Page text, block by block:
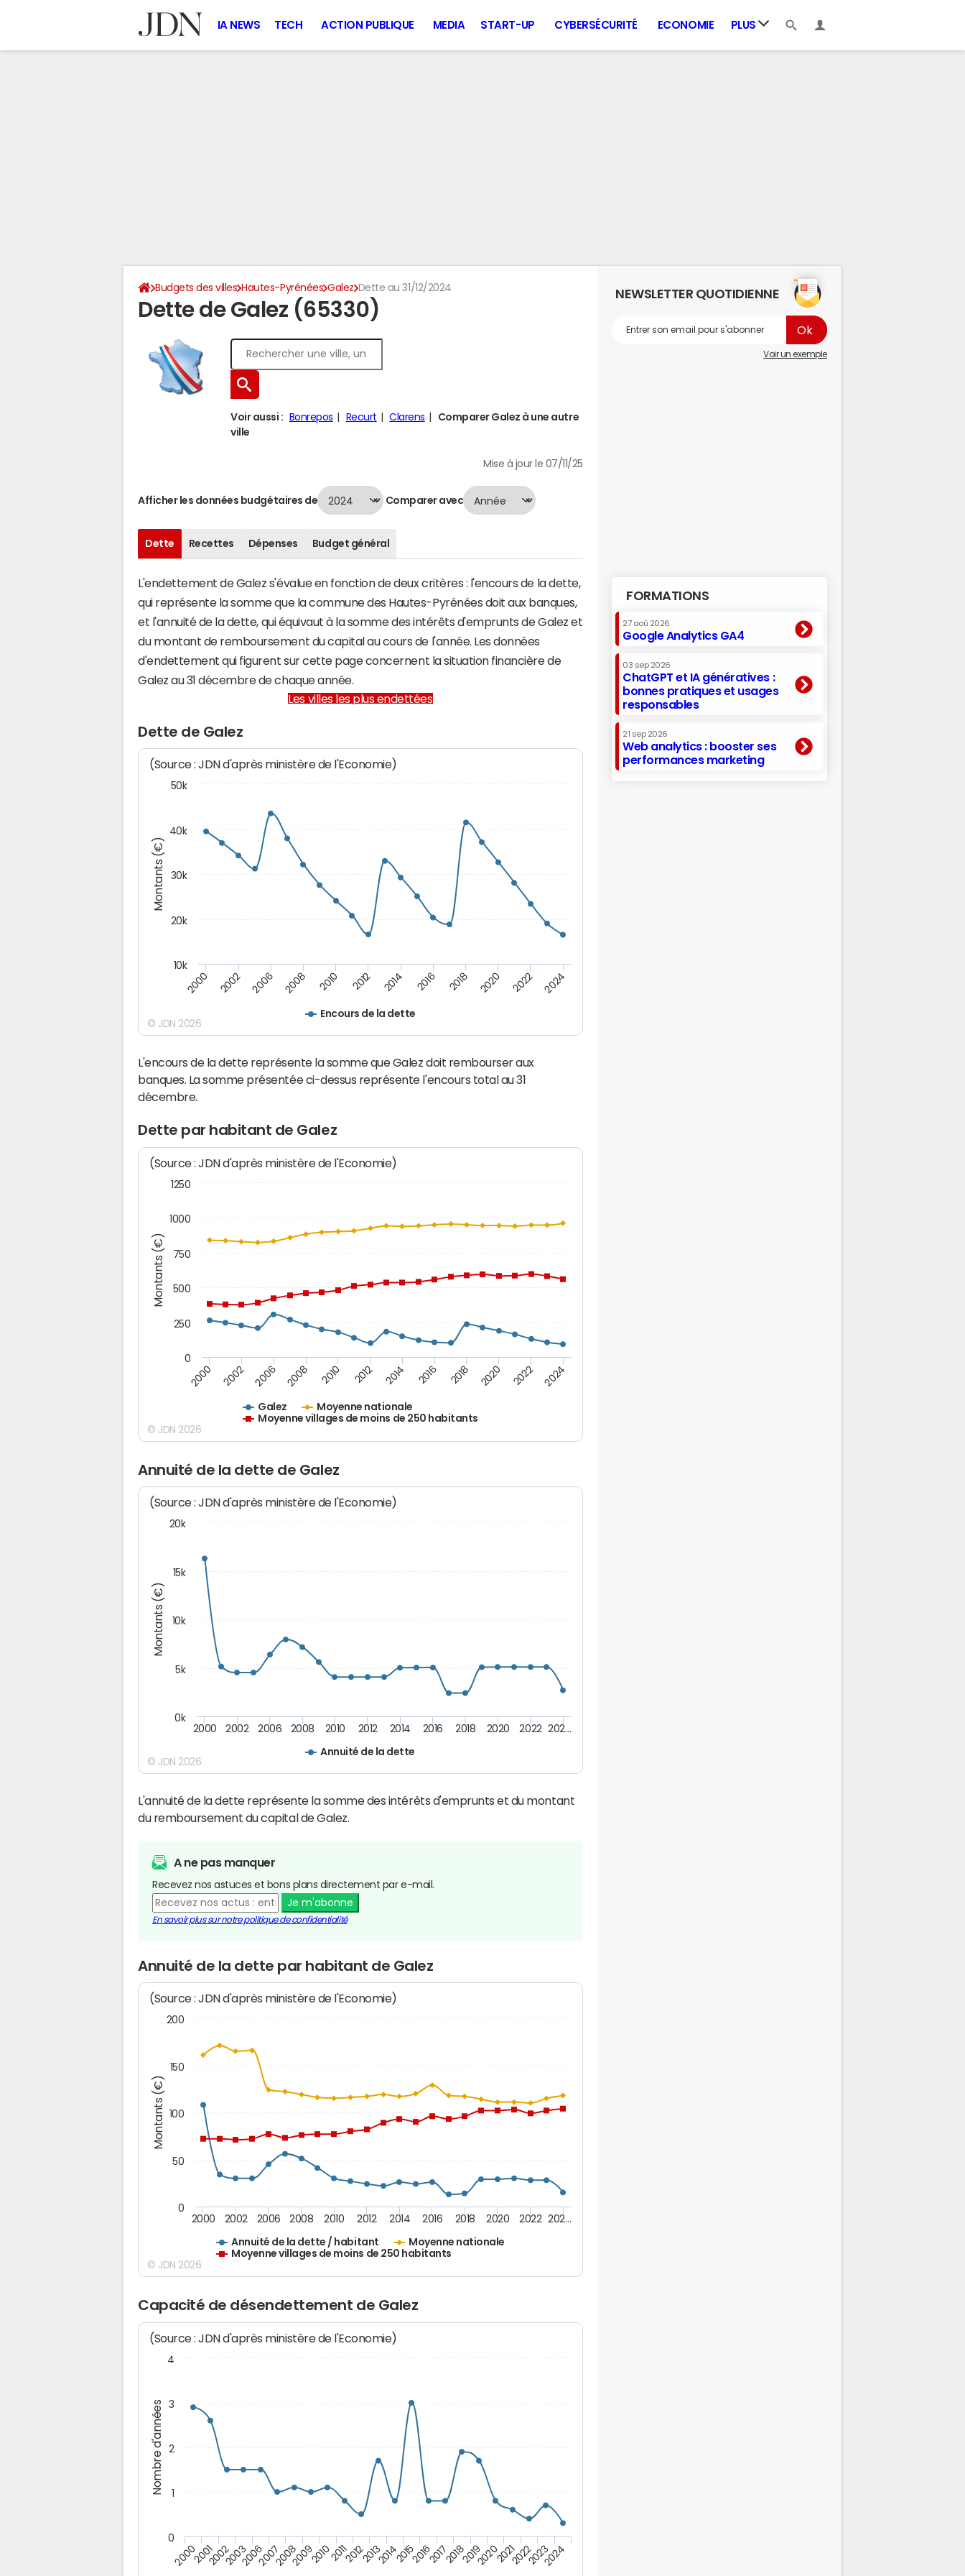
IA NEWS TECH ACTION PUBLIQUE MEDIA START-UP CYBERSÉCURITÉ ECONOMIE PLUS
Budgets des villes Hautes-Pyrénées Galez Dette au 31/12/2024
Dette de Galez (65330)
Voir aussi : Bonrepos Recurt Clarens
Comparer Galez à une autre
ville
Mise à jour le 07/11/25
Afficher les données budgétaires de Comparer avec
Dette Recettes Dépenses Budget général
L'endettement de Galez s'évalue en fonction de deux critères : l'encours de la dette,
qui représente la somme que la commune des Hautes-Pyrénées doit aux banques,
et l'annuité de la dette, qui équivaut à la somme des intérêts d'emprunts de Galez et
du montant de remboursement du capital au cours de l'année. Les données
d'endettement qui figurent sur cette page concernent la situation financière de
Galez au 31 décembre de chaque année.
Les villes les plus endettées
Dette de Galez
Montants (€)
(Source : JDN d'après ministère de l'Economie)
Encours de la dette
2000 2002 2006 2008 2010 2012 2014 2016 2018 2020 2022 2024
10k
20k
30k
40k
50k
© JDN 2026
L'encours de la dette représente la somme que Galez doit rembourser aux
banques. La somme présentée ci-dessus représente l'encours total au 31
décembre.
Dette par habitant de Galez
Montants (€)
(Source : JDN d'après ministère de l'Economie)
Galez
Moyenne nationale
Moyenne villages de moins de 250 habitants
2000 2002 2006 2008 2010 2012 2014 2016 2018 2020 2022 2024
0
250
500
750
1000
1250
© JDN 2026
Annuité de la dette de Galez
Montants (€)
(Source : JDN d'après ministère de l'Economie)
Annuité de la dette
2000 2002 2006 2008 2010 2012 2014 2016 2018 2020 2022 202…
0k
5k
10k
15k
20k
© JDN 2026
L'annuité de la dette représente la somme des intérêts d'emprunts et du montant
du remboursement du capital de Galez.
A ne pas manquer
Recevez nos astuces et bons plans directement par e-mail.
Je m'abonne
En savoir plus sur notre politique de confidentialité
Annuité de la dette par habitant de Galez
Montants (€)
(Source : JDN d'après ministère de l'Economie)
Annuité de la dette / habitant
Moyenne nationale
Moyenne villages de moins de 250 habitants
2000 2002 2006 2008 2010 2012 2014 2016 2018 2020 2022 202…
0
50
100
150
200
© JDN 2026
Capacité de désendettement de Galez
Nombre d'années
(Source : JDN d'après ministère de l'Economie)
20002001200220032006200720082009201020112012201320142015201620172018201920202021202220232024
0
1
2
3
4
NEWSLETTER QUOTIDIENNE
Voir un exemple
FORMATIONS
27 aoû 2026
Google Analytics GA4
03 sep 2026
ChatGPT et IA génératives :
bonnes pratiques et usages
responsables
21 sep 2026
Web analytics : booster ses
performances marketing